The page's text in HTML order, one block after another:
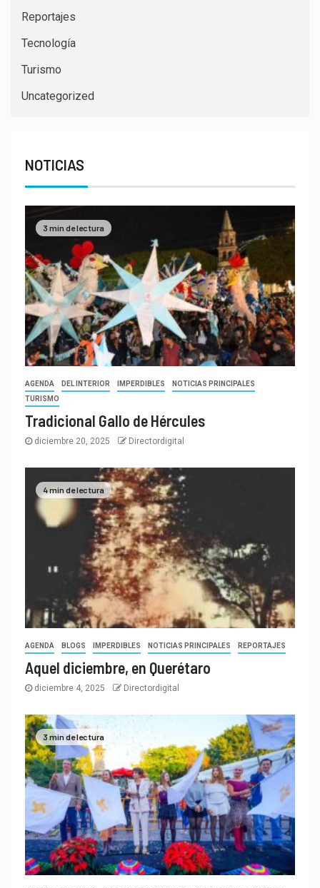
Reportajes
Tecnología
Turismo
Uncategorized
NOTICIAS
3 min de lectura
AGENDA DEL INTERIOR IMPERDIBLES
NOTICIAS PRINCIPALES
TURISMO
Tradicional Gallo de Hércules
diciembre 20, 2025 Directordigital
4 min de lectura
AGENDA BLOGS IMPERDIBLES NOTICIAS PRINCIPALES REPORTAJES
Aquel diciembre, en Querétaro
diciembre 4, 2025 Directordigital
3 min de lectura